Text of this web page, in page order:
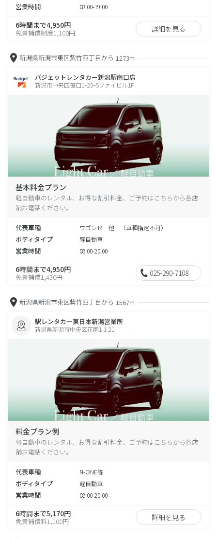
営業時間 08:00-19:00
6時間まで4,950円
免責補償制度1,100円 詳細を見る
新潟県新潟市東区紫竹四丁目から 1273m
バジェットレンタカー新潟駅南口店
新潟市中央区笹口1−20−5ファイビル1F
基本料金プラン
軽自動車のレンタル、お得な割引料金、ご予約はこちらから各店
舗お電話ください。
代表車種 ワゴンＲ 他 （車種指定不可）
ボディタイプ 軽自動車
営業時間 08:00-20:00
6時間まで4,950円
免責補償1,430円 025-290-7108
新潟県新潟市東区紫竹四丁目から 1567m
駅レンタカー東日本新潟営業所
新潟県新潟市中央区花園1-1-21
料金プラン例
軽自動車のレンタル、お得な割引料金、ご予約はこちらから各店
舗お電話ください。
代表車種 N-ONE等
ボディタイプ 軽自動車
営業時間 08:00-20:00
6時間まで5,170円
免責補償料1,100円 詳細を見る